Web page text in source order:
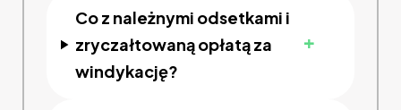
Co z należnymi odsetkami i
zryczałtowaną opłatą za
windykację?
+